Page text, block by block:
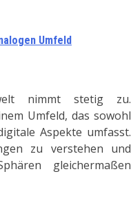
Umfeld
nimmt stetig zu.
Umfeld, das sowohl
Aspekte umfasst.
zu verstehen und
gleichermaßen